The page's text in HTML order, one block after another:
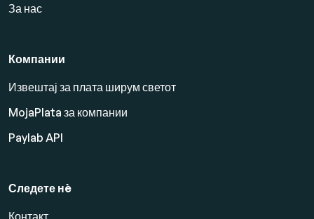
За нас
Компании
Извештај за плата ширум светот
MojaPlata за компании
Paylab API
Следете нè
Контакт